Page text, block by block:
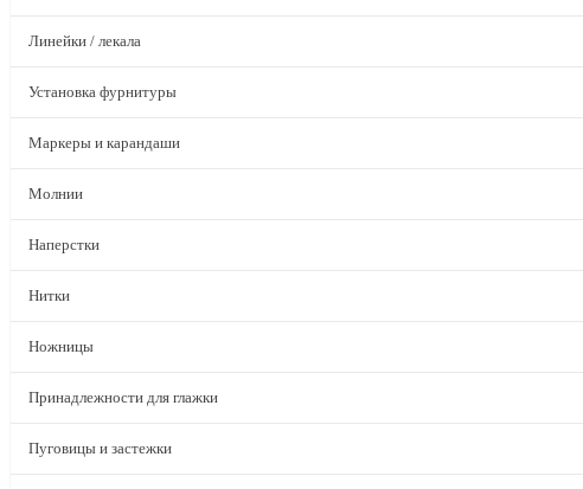
Линейки / лекала
Установка фурнитуры
Маркеры и карандаши
Молнии
Наперстки
Нитки
Ножницы
Принадлежности для глажки
Пуговицы и застежки